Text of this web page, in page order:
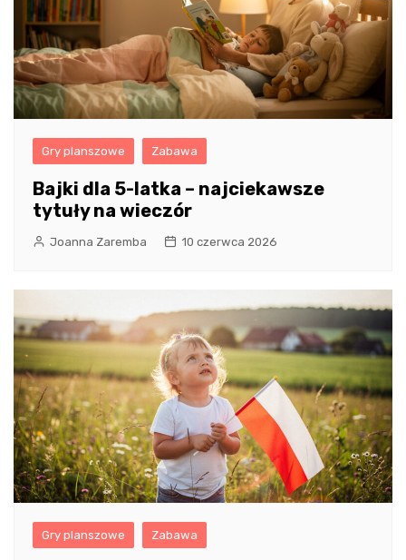
Gry planszowe Zabawa
Bajki dla 5-latka – najciekawsze
tytuły na wieczór
Joanna Zaremba 10 czerwca 2026
Gry planszowe Zabawa